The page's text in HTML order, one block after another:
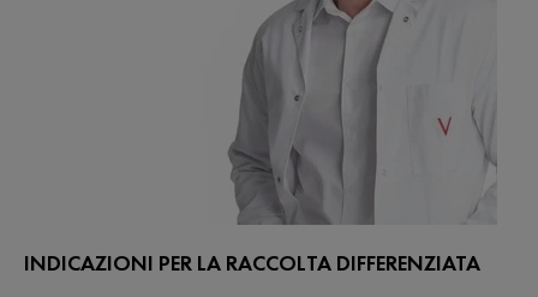
INDICAZIONI PER LA RACCOLTA DIFFERENZIATA